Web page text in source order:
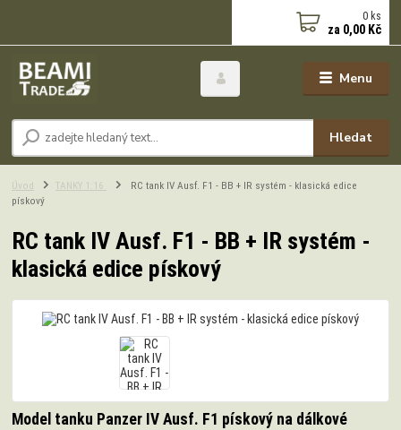
Menu
Hledat
0 ks
za 0,00 Kč
Úvod TANKY 1:16
RC tank IV Ausf. F1 - BB + IR systém - klasická edice
pískový
RC tank IV Ausf. F1 - BB + IR systém -
klasická edice pískový
Model tanku Panzer IV Ausf. F1 pískový na dálkové